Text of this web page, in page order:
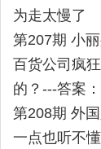
为走太慢了
第207期 小
百货公司疯
的？---答案
第208期 外
一点也听不